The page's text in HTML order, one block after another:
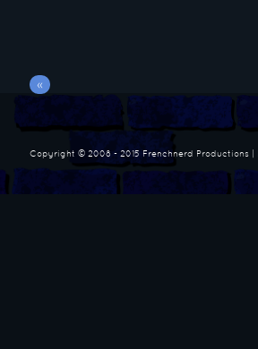
«
Copyright © 2008 - 2015 Frenchnerd Productions |